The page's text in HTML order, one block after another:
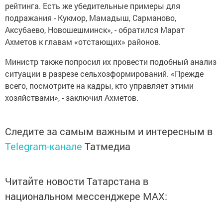
рейтинга. Есть же убедительные примеры для
подражания - Кукмор, Мамадыш, Сарманово,
Аксубаево, Новошешминск», - обратился Марат
Ахметов к главам «отстающих» районов.
Министр также попросил их провести подобный анализ
ситуации в разрезе сельхозформирований. «Прежде
всего, посмотрите на кадры, кто управляет этими
хозяйствами», - заключил Ахметов.
Следите за самым важным и интересным в
Telegram-канале Татмедиа
Читайте новости Татарстана в
национальном мессенджере MАХ: